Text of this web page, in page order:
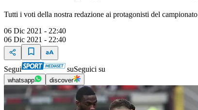
Tutti i voti della nostra redazione ai protagonisti del campionato
06 Dic 2021 - 22:40
06 Dic 2021 - 22:40
Segui suSeguici su
whatsapp discover